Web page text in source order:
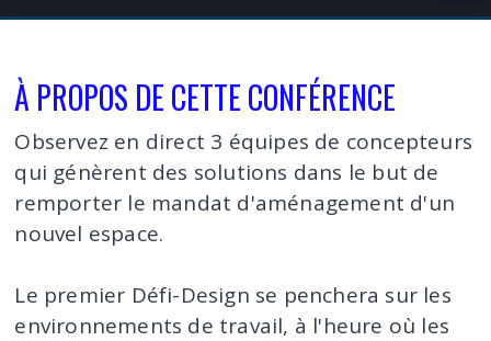
À PROPOS DE CETTE CONFÉRENCE
Observez en direct 3 équipes de concepteurs
qui génèrent des solutions dans le but de
remporter le mandat d'aménagement d'un
nouvel espace.
Le premier Défi-Design se penchera sur les
environnements de travail, à l'heure où les